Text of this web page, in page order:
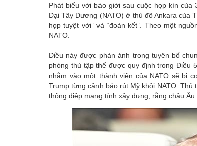
Emagazine
Phát biểu với báo giới sau cuộc họp kín
Đại Tây Dương (NATO) ở thủ đô Ankara của
họp tuyệt vời” và “đoàn kết”. Theo một
NATO.
Điều này được phản ánh trong tuyên bố
phòng thủ tập thể được quy định trong Điều
nhắm vào một thành viên của NATO sẽ bị
Trump từng cảnh báo rút Mỹ khỏi NATO.
thông điệp mang tính xây dựng, rằng châu